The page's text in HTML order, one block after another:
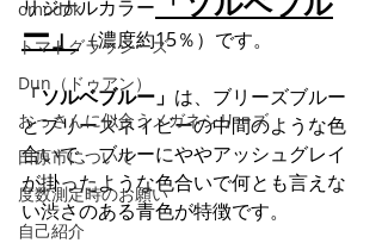
omodok
トマトグラッシーズ
Dun（ドゥアン）
おっさんに似合うメガネシリーズ
田原市について
度数測定時のお願い
自己紹介
リジナルカラー
ー」（濃度約15％）です。
「ソルベブルー」 は、ブリーズブルー
とブリーズネイビーの中間のような色
合いで、ブルーにややアッシュグレイ
が掛ったような色合いで何とも言えな
い渋さのある青色が特徴です。